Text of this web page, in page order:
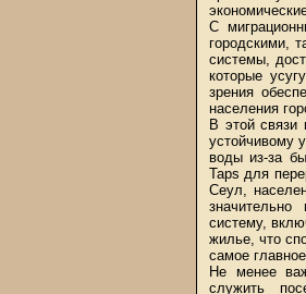
С
городскими,
системы,
которые
зрения
населения
В этой связи
устойчивому
воды из-за
Taps для
Сеул,
систему,
жилье, что
самое
Не менее
служить